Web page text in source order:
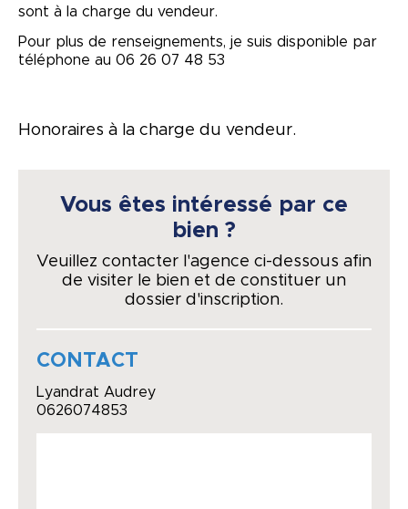
sont à la charge du vendeur.
Pour plus de renseignements, je suis disponible par
téléphone au 06 26 07 48 53
Honoraires à la charge du vendeur.
Vous êtes intéressé par ce
bien ?
Veuillez contacter l'agence ci-dessous afin
de visiter le bien et de constituer un
dossier d'inscription.
CONTACT
Lyandrat Audrey
0626074853